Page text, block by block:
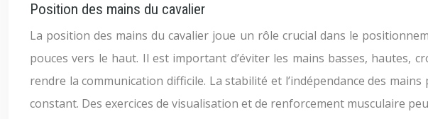
Position des mains du cavalier
La position des mains du cavalier joue un rôle crucial dans le
pouces vers le haut. Il est important d’éviter les mains basses, hautes,
rendre la communication difficile. La stabilité et l’indépendance des
constant. Des exercices de visualisation et de renforcement musculaire